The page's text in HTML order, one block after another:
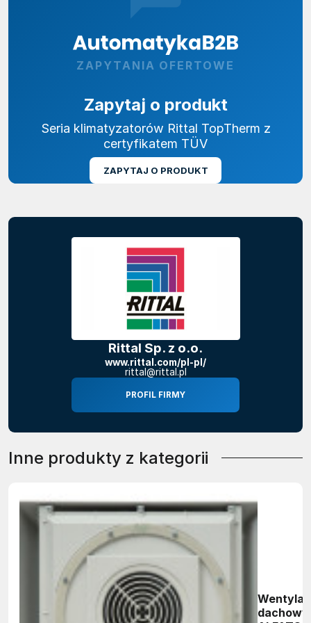
ZAPYTANIA OFERTOWE
Zapytaj o produkt
Seria klimatyzatorów Rittal TopTherm z
certyfikatem TÜV
ZAPYTAJ O PRODUKT
Rittal Sp. z o.o.
www.rittal.com/pl-pl/
rittal@rittal.pl
PROFIL FIRMY
Inne produkty z kategorii
dachowy